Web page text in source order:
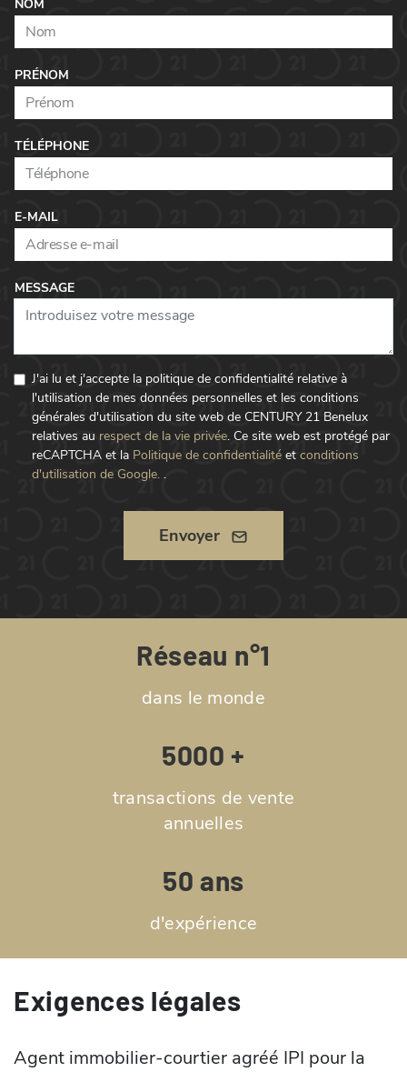
6000Charleroi
NOM
PRÉNOM
TÉLÉPHONE
E-MAIL
MESSAGE
J'ai lu et j'accepte la politique de confidentialité relative à
l'utilisation de mes données personnelles et les conditions
générales d'utilisation du site web de CENTURY 21 Benelux
relatives au respect de la vie privée. Ce site web est protégé par
reCAPTCHA et la Politique de confidentialité et conditions
d'utilisation de Google. .
Envoyer
Réseau n°1
dans le monde
5000 +
transactions de vente
annuelles
50 ans
d'expérience
Exigences légales
Agent immobilier-courtier agréé IPI pour la